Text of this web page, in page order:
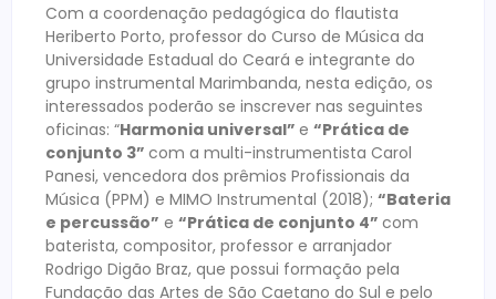
Com a coordenação pedagógica do flautista
Heriberto Porto, professor do Curso de Música da
Universidade Estadual do Ceará e integrante do
grupo instrumental Marimbanda, nesta edição, os
interessados poderão se inscrever nas seguintes
oficinas: “Harmonia universal” e “Prática de
conjunto 3” com a multi-instrumentista Carol
Panesi, vencedora dos prêmios Profissionais da
Música (PPM) e MIMO Instrumental (2018); “Bateria
e percussão” e “Prática de conjunto 4” com
baterista, compositor, professor e arranjador
Rodrigo Digão Braz, que possui formação pela
Fundação das Artes de São Caetano do Sul e pelo